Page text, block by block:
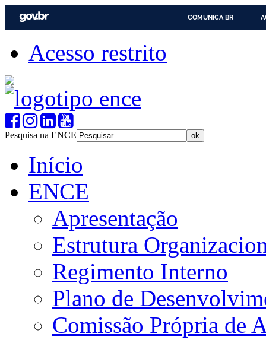
COMUNICA BR
Acesso restrito
Pesquisa na ENCE
Início
ENCE
Apresentação
Estrutura
Regimento Interno
Plano de
Comissão Própria de